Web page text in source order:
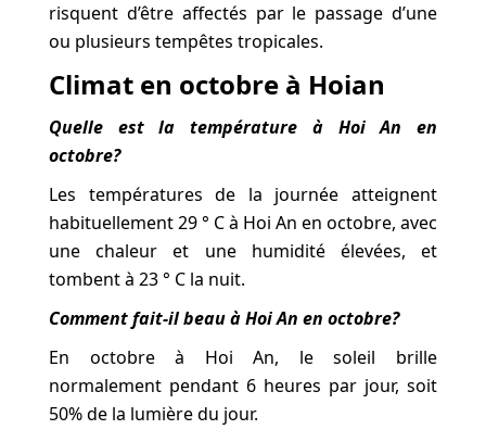
risquent d’être affectés par le passage d’une
ou plusieurs tempêtes tropicales.
Climat en octobre à Hoian
Quelle est la température à Hoi An en
octobre?
Les températures de la journée atteignent
habituellement 29 ° C à Hoi An en octobre, avec
une chaleur et une humidité élevées, et
tombent à 23 ° C la nuit.
Comment fait-il beau à Hoi An en octobre?
En octobre à Hoi An, le soleil brille
normalement pendant 6 heures par jour, soit
50% de la lumière du jour.